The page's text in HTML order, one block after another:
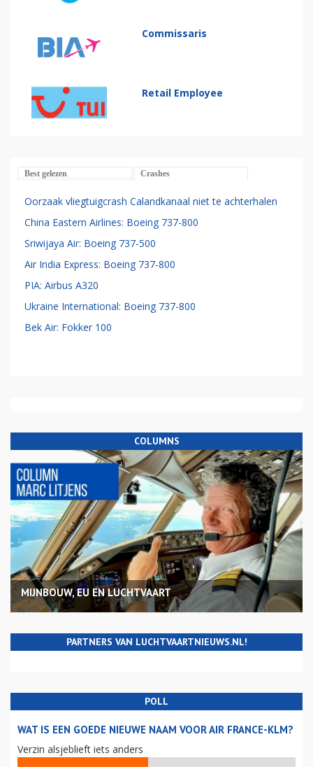
Commissaris
Retail Employee
Best gelezen Crashes
Oorzaak vliegtuigcrash Calandkanaal niet te achterhalen
China Eastern Airlines: Boeing 737-800
Sriwijaya Air: Boeing 737-500
Air India Express: Boeing 737-800
PIA: Airbus A320
Ukraine International: Boeing 737-800
Bek Air: Fokker 100
COLUMNS
MIJNBOUW, EU EN LUCHTVAART
PARTNERS VAN LUCHTVAARTNIEUWS.NL!
POLL
WAT IS EEN GOEDE NIEUWE NAAM VOOR AIR FRANCE-KLM?
Verzin alsjeblieft iets anders